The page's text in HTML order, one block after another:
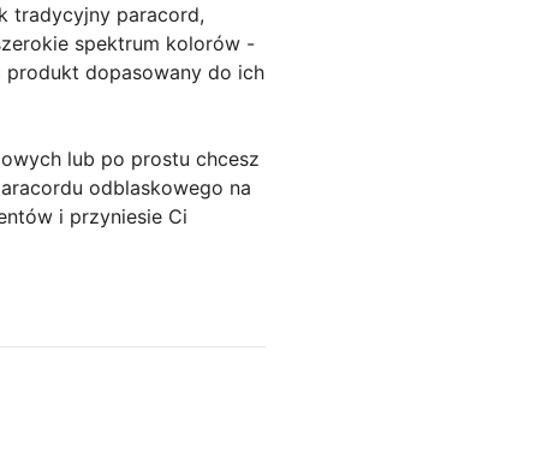
tradycyjny paracord,
spektrum kolorów -
dopasowany do ich
lub po prostu chcesz
odblaskowego na
i przyniesie Ci